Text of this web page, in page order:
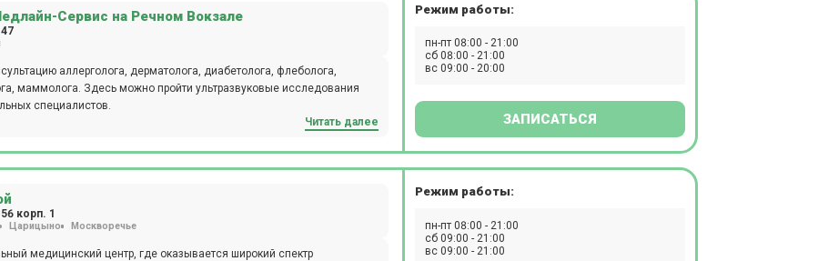
Сервис на Речном Вокзале
аллерголога, дерматолога, диабетолога, флеболога,
маммолога. Здесь можно пройти ультразвуковые исследования
специалистов.
Читать далее
Режим работы:
пн-пт 08:00 - 21:00
сб 08:00 - 21:00
вс 09:00 - 20:00
ЗАПИСАТЬСЯ
корп. 1
Царицыно Москворечье
медицинский центр, где оказывается широкий спектр
Режим работы:
пн-пт 08:00 - 21:00
сб 09:00 - 21:00
вс 09:00 - 21:00